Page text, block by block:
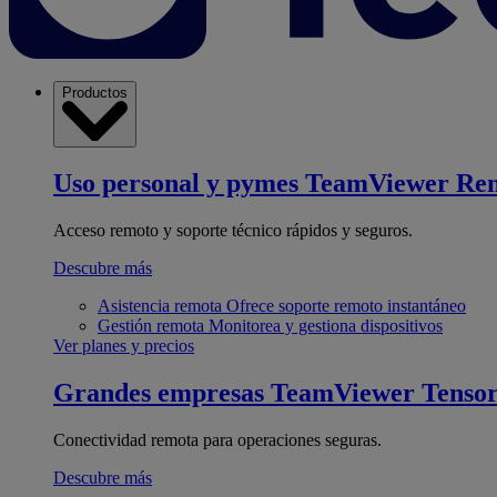
Productos
Uso personal y pymes TeamViewer
Acceso remoto y soporte técnico rápidos y seguros.
Descubre más
Asistencia remota Ofrece soporte remoto instantáneo
Gestión remota Monitorea y gestiona dispositivos
Ver planes y precios
Grandes empresas TeamViewer Tensor
Conectividad remota para operaciones seguras.
Descubre más